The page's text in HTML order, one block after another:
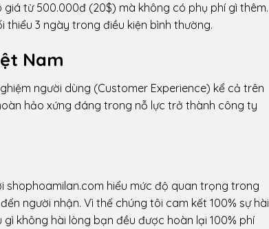
từ 500.000đ (20$) mà không có phụ phí gì thêm.
3 ngày trong điều kiện bình thường.
Nam
người dùng (Customer Experience) kể cả trên
hảo xứng đáng trong nỗ lực trở thành công ty
shophoamilan.com hiểu mức độ quan trọng trong
người nhận. Vì thế chúng tôi cam kết 100% sự hài
không hài lòng bạn đều được hoàn lại 100% phí